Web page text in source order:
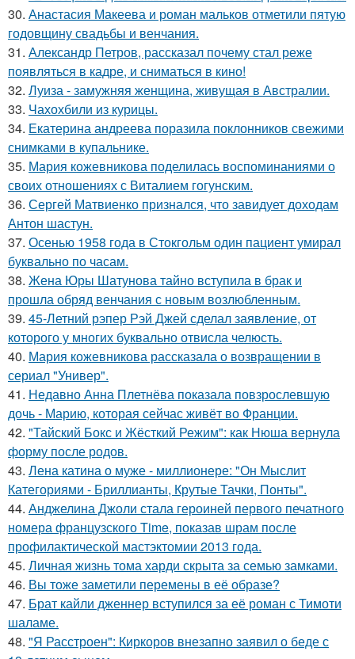
30. Анастасия Макеева и роман мальков отметили пятую
годовщину свадьбы и венчания.
31. Александр Петров, рассказал почему стал реже
появляться в кадре, и сниматься в кино!
32. Луиза - замужняя женщина, живущая в Австралии.
33. Чахохбили из курицы.
34. Екатерина андреева поразила поклонников свежими
снимками в купальнике.
35. Мария кожевникова поделилась воспоминаниями о
своих отношениях с Виталием гогунским.
36. Сергей Матвиенко признался, что завидует доходам
Антон шастун.
37. Осенью 1958 года в Стокгольм один пациент умирал
буквально по часам.
38. Жена Юры Шатунова тайно вступила в брак и
прошла обряд венчания с новым возлюбленным.
39. 45-Летний рэпер Рэй Джей сделал заявление, от
которого у многих буквально отвисла челюсть.
40. Мария кожевникова рассказала о возвращении в
сериал "Универ".
41. Недавно Анна Плетнёва показала повзрослевшую
дочь - Марию, которая сейчас живёт во Франции.
42. "Тайский Бокс и Жёсткий Режим": как Нюша вернула
форму после родов.
43. Лена катина о муже - миллионере: "Он Мыслит
Категориями - Бриллианты, Крутые Тачки, Понты".
44. Анджелина Джоли стала героиней первого печатного
номера французского Time, показав шрам после
профилактической мастэктомии 2013 года.
45. Личная жизнь тома харди скрыта за семью замками.
46. Вы тоже заметили перемены в её образе?
47. Брат кайли дженнер вступился за её роман с Тимоти
шаламе.
48. "Я Расстроен": Киркоров внезапно заявил о беде с